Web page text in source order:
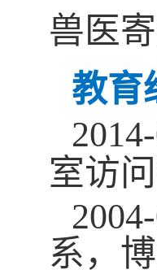
兽医
教育
室访
系，